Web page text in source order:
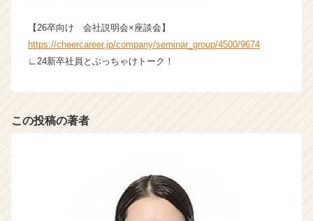
【26卒向け 会社説明会×座談会】
https://cheercareer.jp/company/seminar_group/4500/9674
∟24新卒社員とぶっちゃけトーク！
この投稿の著者